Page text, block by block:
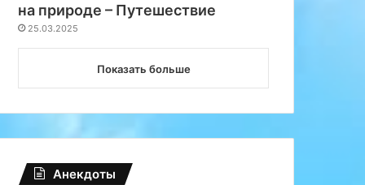
на природе – Путешествие
25.03.2025
Показать больше
Анекдоты